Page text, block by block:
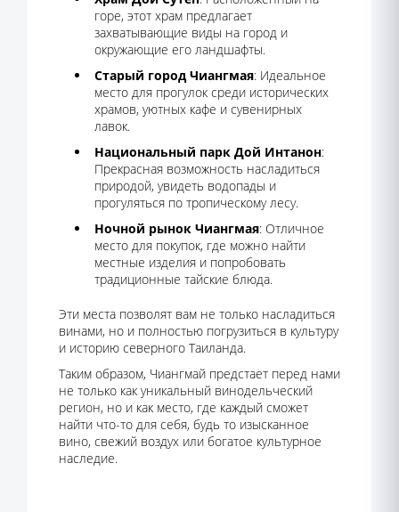
горе, этот храм предлагает
захватывающие виды на город и
окружающие его ландшафты.
Старый город Чиангмая: Идеальное
место для прогулок среди исторических
храмов, уютных кафе и сувенирных
лавок.
Национальный парк Дой Интанон:
Прекрасная возможность насладиться
природой, увидеть водопады и
прогуляться по тропическому лесу.
Ночной рынок Чиангмая: Отличное
место для покупок, где можно найти
местные изделия и попробовать
традиционные тайские блюда.
Эти места позволят вам не только насладиться
винами, но и полностью погрузиться в культуру
и историю северного Таиланда.
Таким образом, Чиангмай предстает перед нами
не только как уникальный винодельческий
регион, но и как место, где каждый сможет
найти что-то для себя, будь то изысканное
вино, свежий воздух или богатое культурное
наследие.